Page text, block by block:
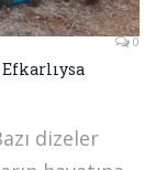
0
dizeler